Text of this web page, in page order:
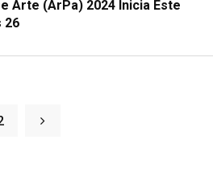
Arte (ArPa) 2024 Inicia Este
26